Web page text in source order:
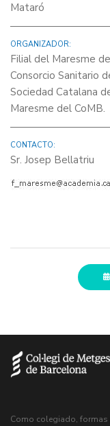
Mataró
ORGANIZADOR:
Filial del Maresme
Consorcio Sanitario
Sociedad Catalana
Maresme del CoMB.
CONTACTO:
Sr. Josep Bellatriu
Como colegiado,